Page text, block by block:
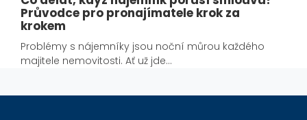
Průvodce pro pronajímatele krok za
krokem
Problémy s nájemníky jsou noční můrou každého
majitele nemovitosti. Ať už jde…